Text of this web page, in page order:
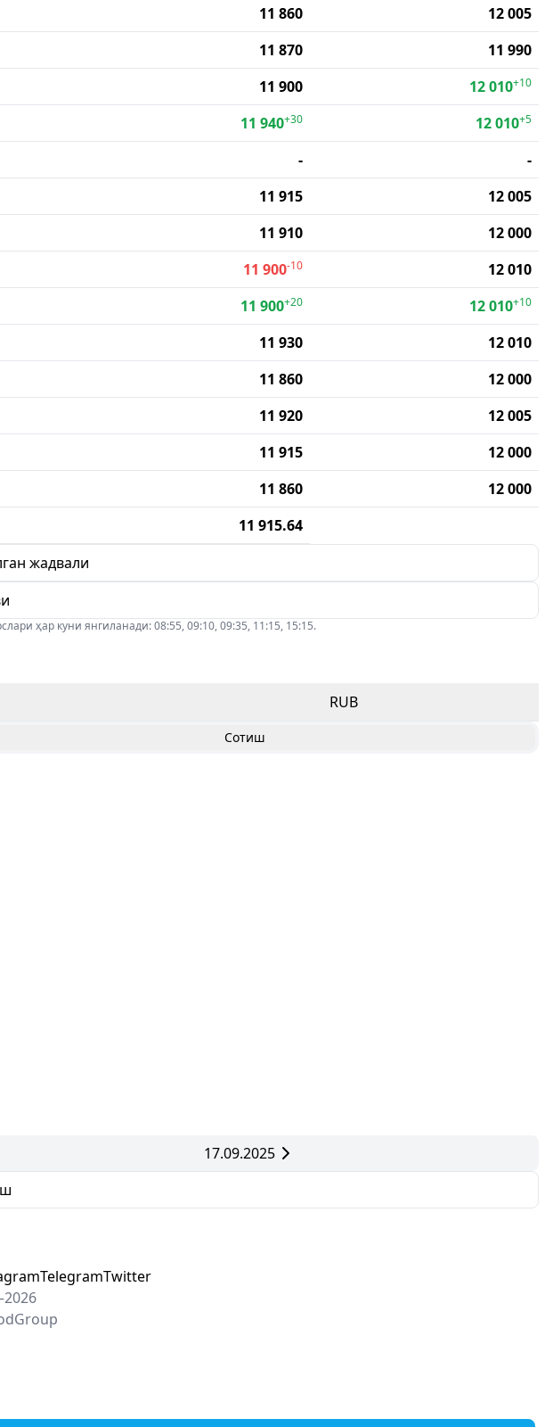
11 860
12 005
11 870
11 990
11 900 12 010+10
11 940+30 12 010+5
-
-
11 915
12 005
11 910
12 000
11 900-10
12 010
11 900+20 12 010+10
11 930
12 010
11 860
12 000
11 920
12 005
11 915
12 000
11 860
12 000
11 915.64
жадвали
ҳар куни янгиланади: 08:55, 09:10, 09:35, 11:15, 15:15.
RUB
Сотиш
17.09.2025
TelegramTwitter